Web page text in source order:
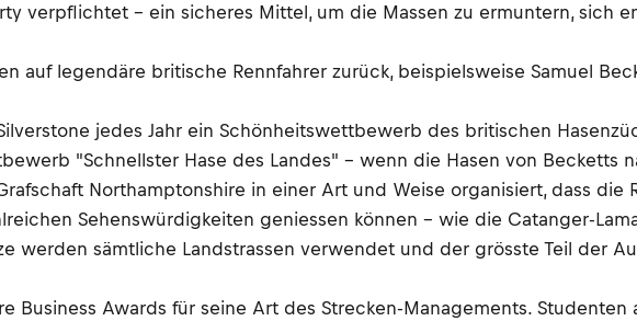
verpflichtet – ein sicheres Mittel, um die Massen zu ermuntern, sich
auf legendäre britische Rennfahrer zurück, beispielsweise Samuel
jedes Jahr ein Schönheitswettbewerb des britischen
"Schnellster Hase des Landes" – wenn die Hasen von Becketts
Northamptonshire in einer Art und Weise organisiert, dass
Sehenswürdigkeiten geniessen können – wie die Catanger-
werden sämtliche Landstrassen verwendet und der grösste Teil der
Business Awards für seine Art des Strecken-Managements.